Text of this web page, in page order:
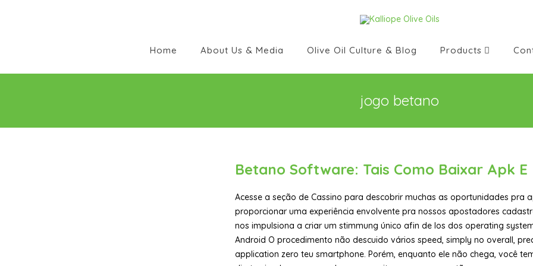
Home About Us & Media Olive Oil Culture & Blog Products
jogo betano
Betano Software: Tais Como Baixar Apk E
Acesse a seção de Cassino para descobrir muchas as oportunidades pra
proporcionar uma experiência envolvente pra nossos apostadores
nos impulsiona a criar um stimmung único afin de los dos operating
Android O procedimento não descuido vários speed, simply no overall,
application zero teu smartphone. Porém, enquanto ele não chega, você